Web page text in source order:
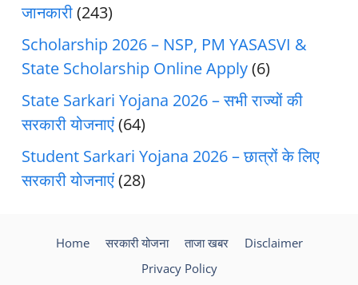
जानकारी(243)
Scholarship 2026 – NSP, PM YASASVI &
State Scholarship Online Apply(6)
State Sarkari Yojana 2026 – सभी राज्यों की
सरकारी योजनाएं(64)
Student Sarkari Yojana 2026 – छात्रों के लिए
सरकारी योजनाएं(28)
Home सरकारी योजना ताजा खबर
Disclaimer
Privacy Policy